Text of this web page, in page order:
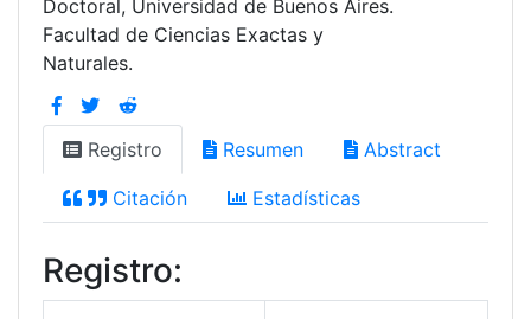
Doctoral, Universidad de Buenos Aires.
Facultad de Ciencias Exactas y
Naturales.
Registro Resumen Abstract
Citación Estadísticas
Registro: